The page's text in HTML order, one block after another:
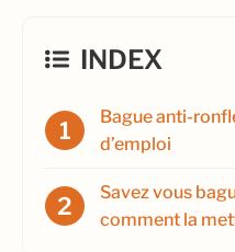
INDEX
Bague anti-
d’emploi
Savez vous
comment la